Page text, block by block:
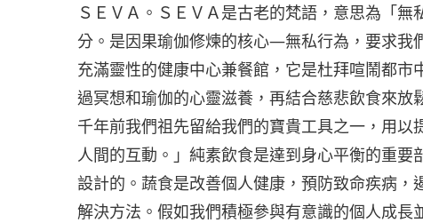
ＳＥＶＡ。ＳＥＶＡ是古老的梵語，意思為「
分。是因果瑜伽修煉的核心—無私行為，要求我
充滿靈性的健康中心兼餐館，它是杜拜喧鬧都
過冥想和瑜伽的心靈滋養，再結合慈悲飲食來
千年前我們祖先留給我們的寶貴工具之一，用
人間的互動。」純素飲食是達到身心平衡的重
設計的。蔬食是改善個人健康，預防致命疾病
解決方法。假如我們積極參與有意識的個人成